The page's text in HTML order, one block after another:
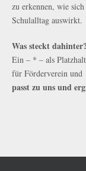
zu erkennen, wie
Schulalltag auswirkt.
Was steckt dahinter?
Ein – * – als
für Förderverein
passt zu uns und